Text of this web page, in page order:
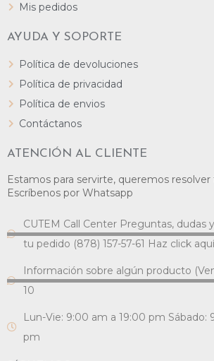
Mis pedidos
AYUDA Y SOPORTE
Política de devoluciones
Política de privacidad
Política de envios
Contáctanos
ATENCIÓN AL CLIENTE
Estamos para servirte, queremos resolver
Escríbenos por Whatsapp
CUTEM Call Center Preguntas, dudas
tu pedido (878) 157-57-61 Haz click aquí
Información sobre algún producto
10
Lun-Vie: 9:00 am a 19:00 pm Sábado:
pm